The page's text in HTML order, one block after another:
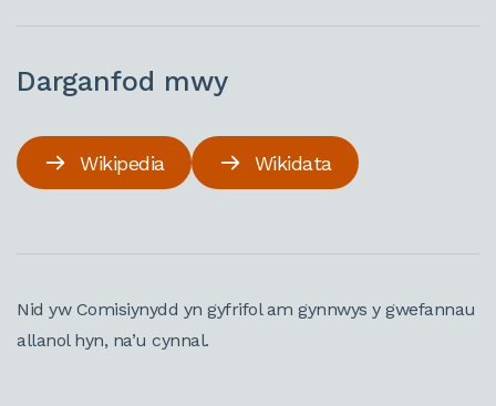
Darganfod mwy
Wikipedia Wikidata
Nid yw Comisiynydd yn gyfrifol am gynnwys y gwefannau
allanol hyn, na’u cynnal.